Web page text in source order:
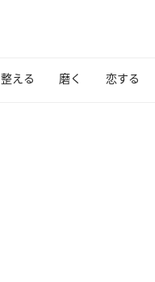
整える 磨く 恋する